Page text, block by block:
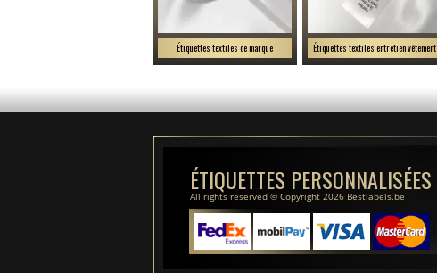
Étiquettes textiles de marque Étiquettes textiles entretien vêtement
ÉTIQUETTES PERSONNALISÉES
All rights reserved © Copyright 2026 Bestlabels.be